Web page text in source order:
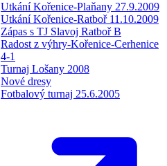
Utkání Kořenice-Plaňany 27.9.2009
Utkání Kořenice-Ratboř 11.10.2009
Zápas s TJ Slavoj Ratboř B
Radost z výhry-Kořenice-Cerhenice
4-1
Turnaj Lošany 2008
Nové dresy
Fotbalový turnaj 25.6.2005